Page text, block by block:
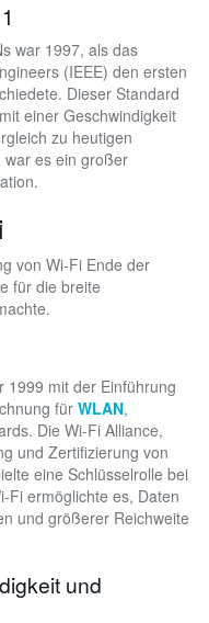
war 1997, als das
(IEEE) den ersten
Dieser Standard
einer Geschwindigkeit
zu heutigen
war es ein großer
von Wi-Fi Ende der
für die breite
1999 mit der Einführung
für WLAN,
Die Wi-Fi Alliance,
und Zertifizierung von
eine Schlüsselrolle bei
Fi ermöglichte es, Daten
und größerer Reichweite
und